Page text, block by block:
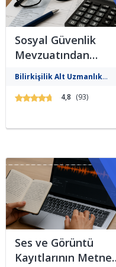
Sosyal Güvenlik
Mevzuatından
Kaynaklı Nitelikli
Hesaplamalar
Eğitimi
hesaplamalarına dair tüm
kazandıran, bilirkişilik temelli ve
Bilirkişilik Alt Uzmanlık
Gelişim Eğitimleri
4,8 (93)
Ses ve Görüntü
Kayıtlarının Metne